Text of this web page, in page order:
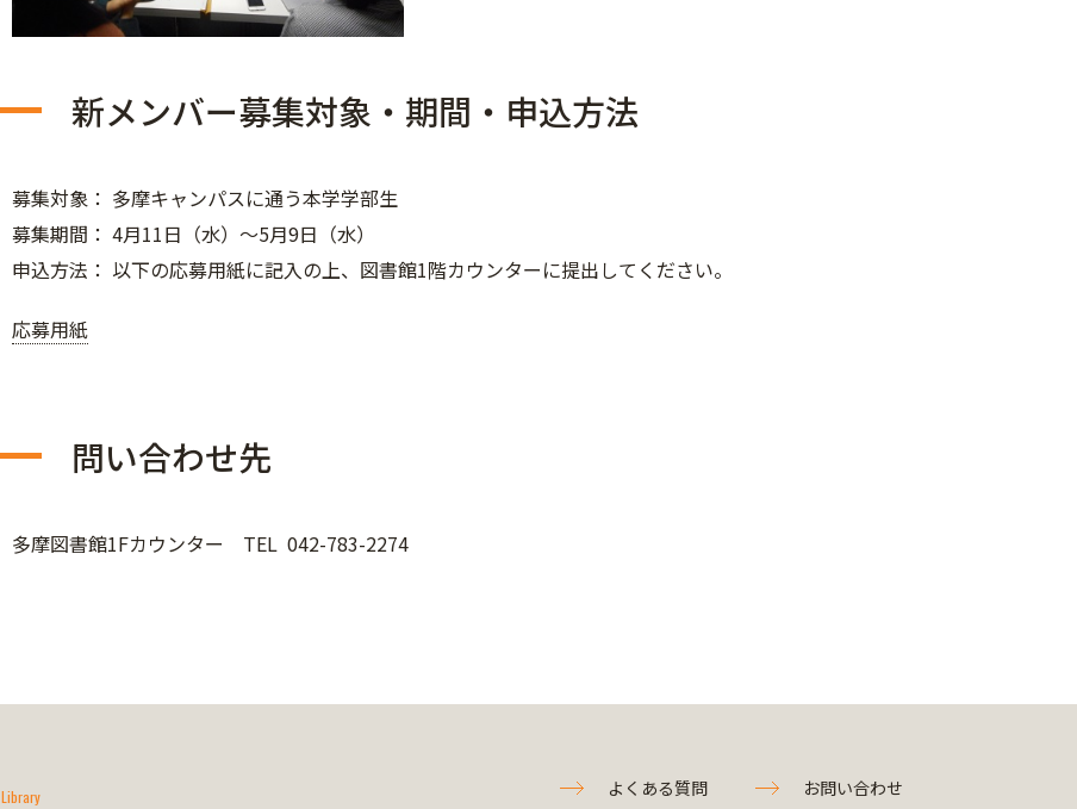
新メンバー募集対象・期間・申込方法
募集対象： 多摩キャンパスに通う本学学部生
募集期間： 4月11日（水）～5月9日（水）
申込方法： 以下の応募用紙に記入の上、図書館1階カウンターに提出してください。
応募用紙
問い合わせ先
多摩図書館1Fカウンター TEL 042-783-2274
Library よくある質問 お問い合わせ